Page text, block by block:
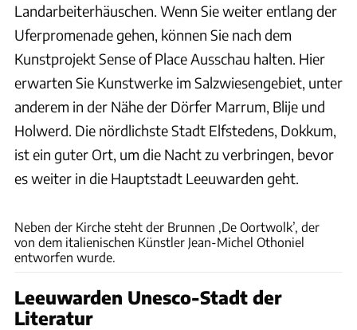
Landarbeiterhäuschen. Wenn Sie weiter entlang der
Uferpromenade gehen, können Sie nach dem
Kunstprojekt Sense of Place Ausschau halten. Hier
erwarten Sie Kunstwerke im Salzwiesengebiet, unter
anderem in der Nähe der Dörfer Marrum, Blije und
Holwerd. Die nördlichste Stadt Elfstedens, Dokkum,
ist ein guter Ort, um die Nacht zu verbringen, bevor
es weiter in die Hauptstadt Leeuwarden geht.
Neben der Kirche steht der Brunnen ‚De Oortwolk’, der
von dem italienischen Künstler Jean-Michel Othoniel
entworfen wurde.
Leeuwarden Unesco-Stadt der
Literatur